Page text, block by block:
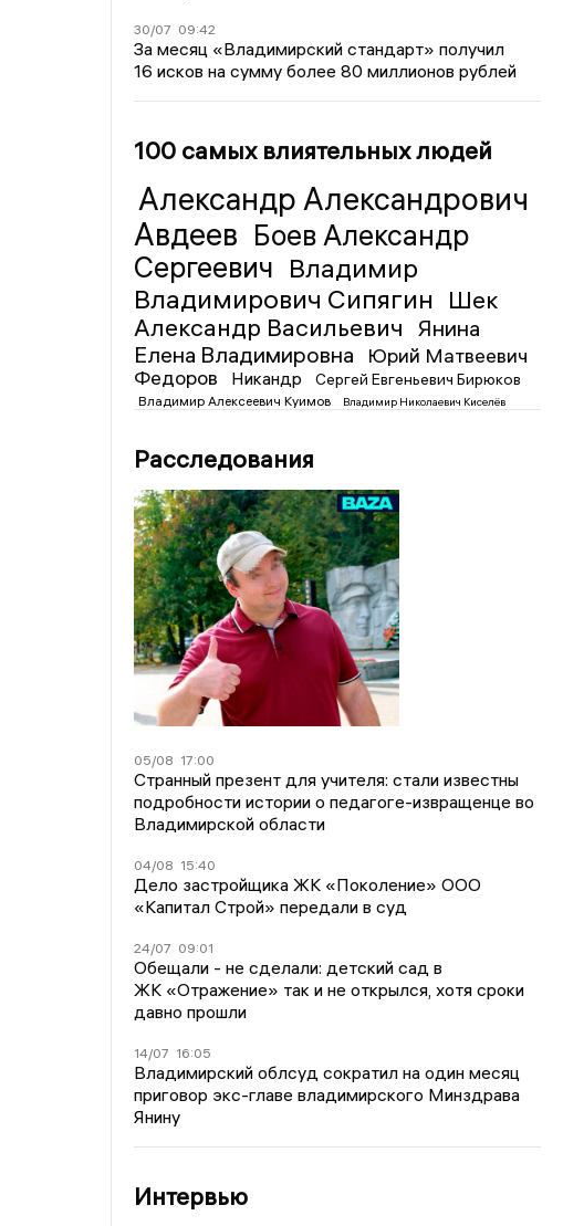
30/07 09:42
За месяц «Владимирский стандарт» получил
16 исков на сумму более 80 миллионов рублей
100 самых влиятельных людей
Александр Александрович
Авдеев Боев Александр
Сергеевич Владимир
Владимирович Сипягин Шек
Александр Васильевич
Янина
Елена Владимировна
Юрий Матвеевич
Федоров
Никандр Сергей Евгеньевич Бирюков
Владимир Алексеевич Куимов Владимир Николаевич Киселёв
Расследования
05/08 17:00
Странный презент для учителя: стали известны
подробности истории о педагоге-извращенце во
Владимирской области
04/08 15:40
Дело застройщика ЖК «Поколение» ООО
«Капитал Строй» передали в суд
24/07 09:01
Обещали - не сделали: детский сад в
ЖК «Отражение» так и не открылся, хотя сроки
давно прошли
14/07 16:05
Владимирский облсуд сократил на один месяц
приговор экс-главе владимирского Минздрава
Янину
Интервью